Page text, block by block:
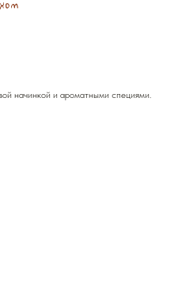
начинкой и ароматными специями.